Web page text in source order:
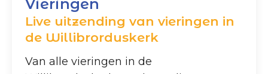
Vieringen
Live uitzending van vieringen in
de Willibrorduskerk
Van alle vieringen in de